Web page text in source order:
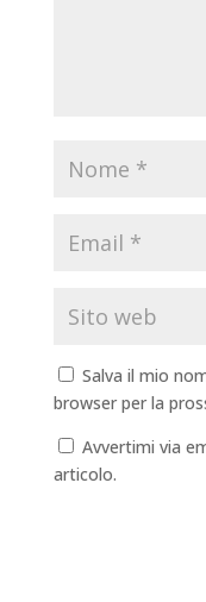
Salva il mio
browser per la
Avvertimi via
articolo.